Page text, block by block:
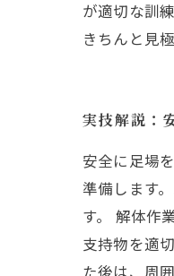
が適切な訓
きちんと見
実技解説：
安全に足場
準備します
す。 解体作
支持物を適
た後は、周